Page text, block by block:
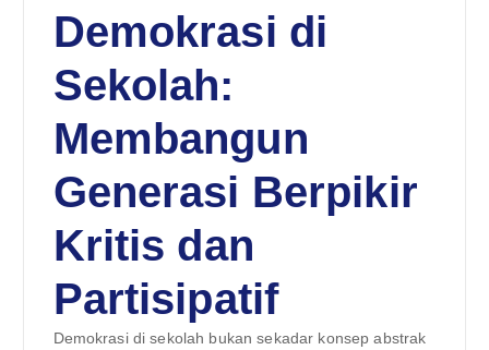
Demokrasi di
Sekolah:
Membangun
Generasi Berpikir
Kritis dan
Partisipatif
Demokrasi di sekolah bukan sekadar konsep abstrak